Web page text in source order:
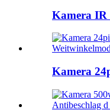
Kamera IR
Kamera